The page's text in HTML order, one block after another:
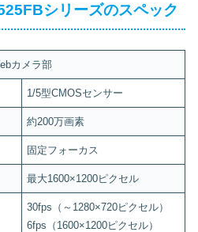
シリーズのスペック
カメラ部
1/5型CMOSセンサー
約200万画素
固定フォーカス
最大1600×1200ピクセル
30fps（～1280×720ピクセル）
6fps（1600×1200ピクセル）